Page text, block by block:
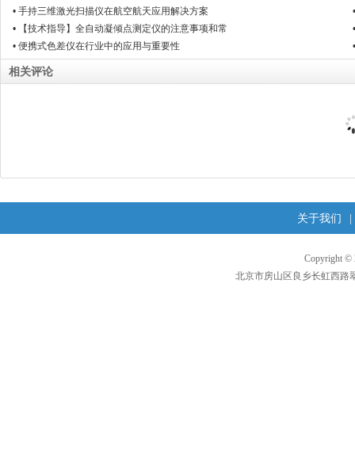
• 手持三维激光扫描仪在航空航天应用解决方案
• 【技术指导】全自动凝倾点测定仪的注意事项和常
• 便携式色差仪在行业中的应用与重要性
相关评论
关于我们
Copyright ©
北京市房山区良乡长虹西路